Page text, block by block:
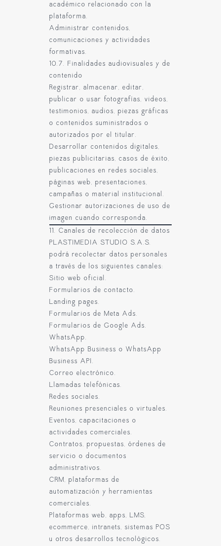
académico relacionado con la
plataforma.
Administrar contenidos,
comunicaciones y actividades
formativas.
10.7. Finalidades audiovisuales y de
contenido
Registrar, almacenar, editar,
publicar o usar fotografías, videos,
testimonios, audios, piezas gráficas
o contenidos suministrados o
autorizados por el titular.
Desarrollar contenidos digitales,
piezas publicitarias, casos de éxito,
publicaciones en redes sociales,
páginas web, presentaciones,
campañas o material institucional.
Gestionar autorizaciones de uso de
imagen cuando corresponda.
11. Canales de recolección de datos
PLASTIMEDIA STUDIO S.A.S.
podrá recolectar datos personales
a través de los siguientes canales:
Sitio web oficial.
Formularios de contacto.
Landing pages.
Formularios de Meta Ads.
Formularios de Google Ads.
WhatsApp.
WhatsApp Business o WhatsApp
Business API.
Correo electrónico.
Llamadas telefónicas.
Redes sociales.
Reuniones presenciales o virtuales.
Eventos, capacitaciones o
actividades comerciales.
Contratos, propuestas, órdenes de
servicio o documentos
administrativos.
CRM, plataformas de
automatización y herramientas
comerciales.
Plataformas web, apps, LMS,
ecommerce, intranets, sistemas POS
u otros desarrollos tecnológicos.